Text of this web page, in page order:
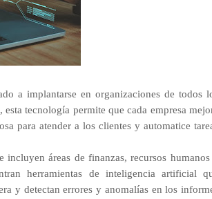
a implantarse en organizaciones de todos
tecnología permite que cada empresa
para atender a los clientes y automatice
áreas de finanzas, recursos
herramientas de inteligencia artificial
y detectan errores y anomalías en los